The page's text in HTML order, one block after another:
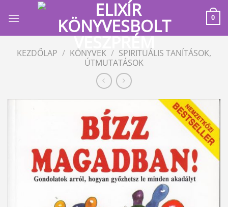
0
KEZDŐLAP / KÖNYVEK / SPIRITUÁLIS TANÍTÁSOK,
ÚTMUTATÁSOK